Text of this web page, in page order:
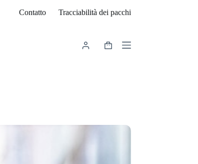
Contatto Tracciabilità dei pacchi
Carrello